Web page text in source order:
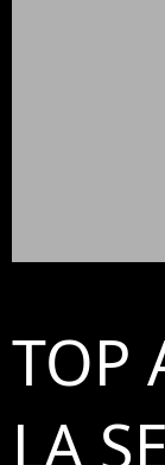
TOP
LA